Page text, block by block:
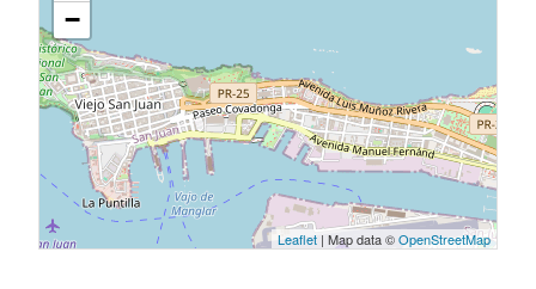
−
Leaflet | Map data ©OpenStreetMap